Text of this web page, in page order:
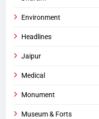
Environment
Headlines
Jaipur
Medical
Monument
Museum & Forts